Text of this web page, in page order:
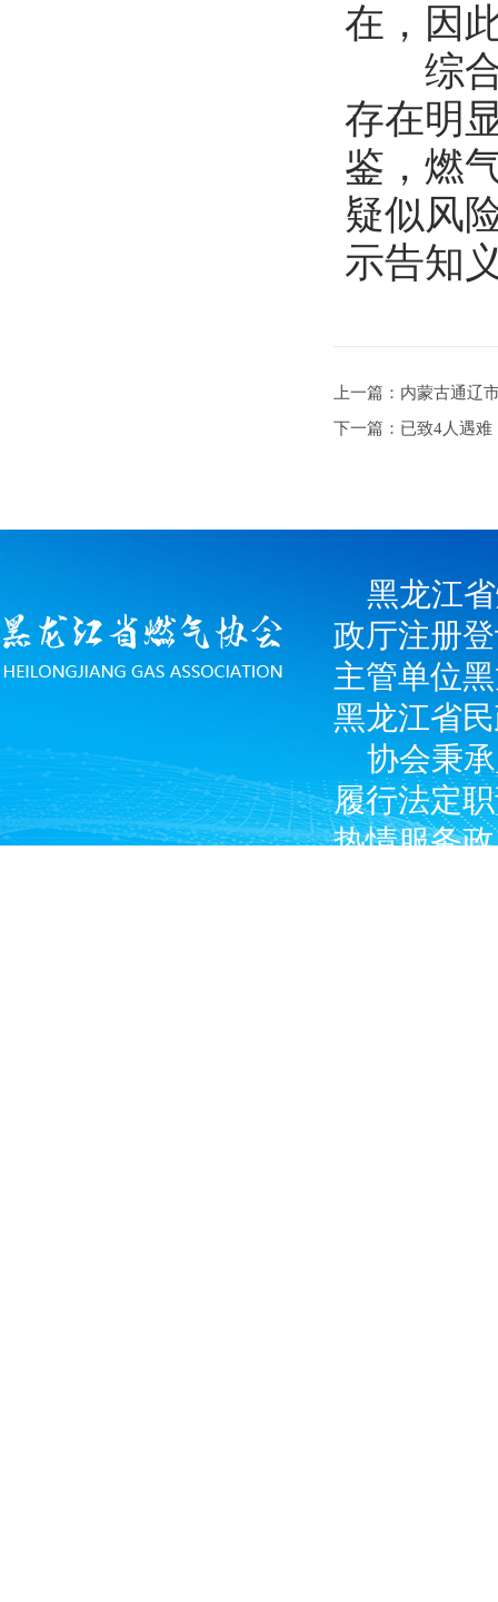
在，因
综合
存在明
鉴，燃
疑似风
示告知
上一篇：内蒙古通辽
下一篇：已致4人遇
黑龙江
政厅注册
主管单位
黑龙江省
协会秉
履行法定
热情服务